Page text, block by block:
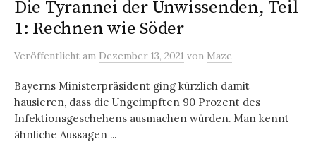
Die Tyrannei der Unwissenden, Teil
1: Rechnen wie Söder
Veröffentlicht am Dezember 13, 2021 von Maze
Bayerns Ministerpräsident ging kürzlich damit
hausieren, dass die Ungeimpften 90 Prozent des
Infektionsgeschehens ausmachen würden. Man kennt
ähnliche Aussagen ...